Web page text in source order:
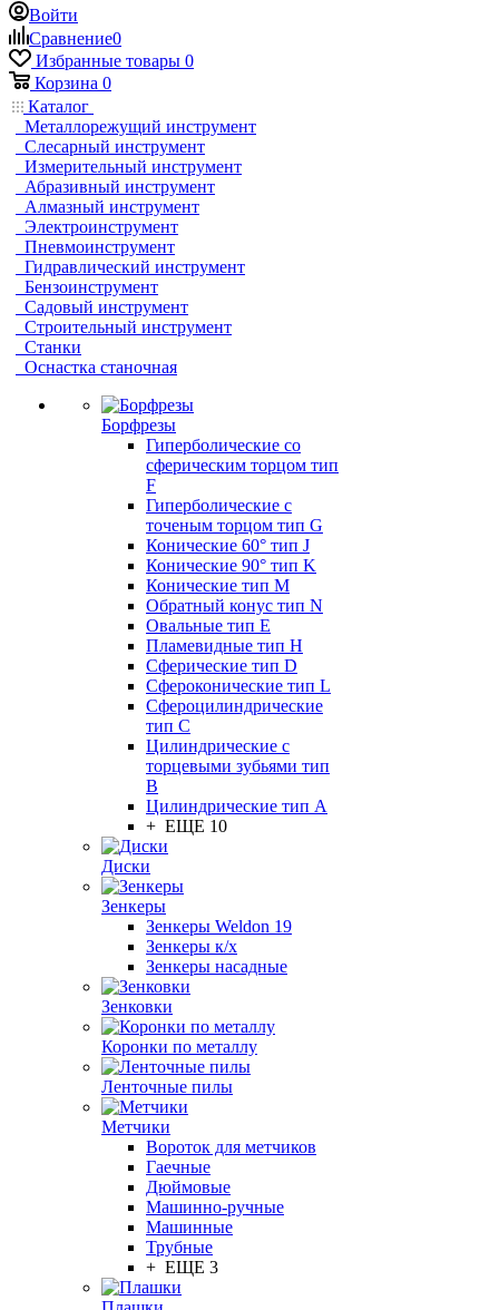
Войти
Сравнение0
Избранные товары 0
Корзина 0
Каталог
Металлорежущий инструмент
Слесарный инструмент
Измерительный инструмент
Абразивный инструмент
Алмазный инструмент
Электроинструмент
Пневмоинструмент
Гидравлический инструмент
Бензоинструмент
Садовый инструмент
Строительный инструмент
Станки
Оснастка станочная
Борфрезы
Гиперболические cо
сферическим торцом тип
F
Гиперболические с
точеным торцом тип G
Конические 60° тип J
Конические 90° тип K
Конические тип M
Обратный конус тип N
Овальные тип E
Пламевидные тип H
Сферические тип D
Сфероконические тип L
Сфероцилиндрические
тип C
Цилиндрические с
торцевыми зубьями тип
B
Цилиндрические тип А
+ ЕЩЕ 10
Диски
Зенкеры
Зенкеры Weldon 19
Зенкеры к/х
Зенкеры насадные
Зенковки
Коронки по металлу
Ленточные пилы
Метчики
Вороток для метчиков
Гаечные
Дюймовые
Машинно-ручные
Машинные
Трубные
+ ЕЩЕ 3